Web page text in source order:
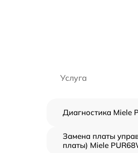
Услуга
Диагностика Miele
Замена платы
платы) Miele